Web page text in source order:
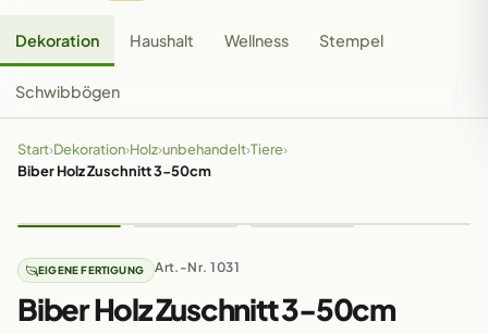
Dekoration Haushalt Wellness Stempel
Schwibbögen
Start›Dekoration›Holz›unbehandelt›Tiere›
Biber Holz Zuschnitt 3-50cm
EIGENE FERTIGUNG Art.-Nr. 1031
Biber Holz Zuschnitt 3-50cm